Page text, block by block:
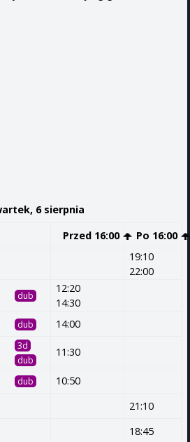
6 sierpnia
Przed 16:00 Po 16:00
19:10
22:00
dub
12:20
14:30
dub 14:00
3d
dub
11:30
dub
10:50
21:10
18:45